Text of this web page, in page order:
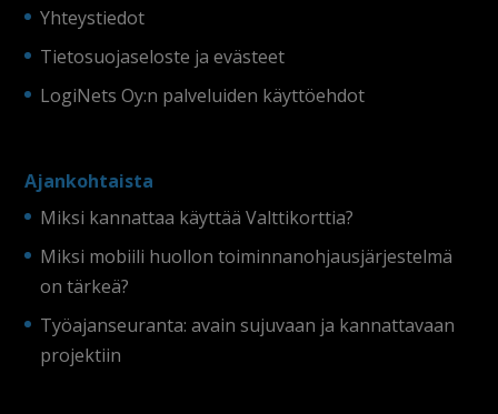
Yhteystiedot
Tietosuojaseloste ja evästeet
LogiNets Oy:n palveluiden käyttöehdot
Ajankohtaista
Miksi kannattaa käyttää Valttikorttia?
Miksi mobiili huollon toiminnanohjausjärjestelmä
on tärkeä?
Työajanseuranta: avain sujuvaan ja kannattavaan
projektiin